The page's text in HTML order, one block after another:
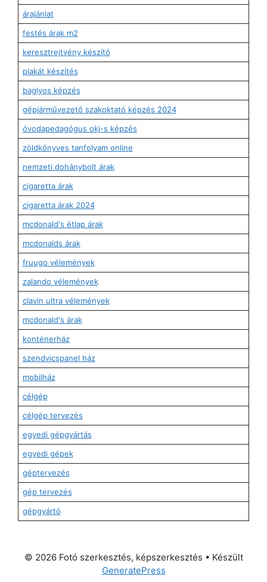
árajánlat
festés árak m2
keresztrejtvény készítő
plakát készítés
baglyos képzés
gépjárművezető szakoktató képzés 2024
óvodapedagógus okj-s képzés
zöldkönyves tanfolyam online
nemzeti dohánybolt árak
cigaretta árak
cigaretta árak 2024
mcdonald's étlap árak
mcdonalds árak
fruugo vélemények
zalando vélemények
clavin ultra vélemények
mcdonald's árak
konténerház
szendvicspanel ház
mobilház
célgép
célgép tervezés
egyedi gépgyártás
egyedi gépek
géptervezés
gép tervezés
gépgyártó
© 2026 Fotó szerkesztés, képszerkesztés • Készült
GeneratePress